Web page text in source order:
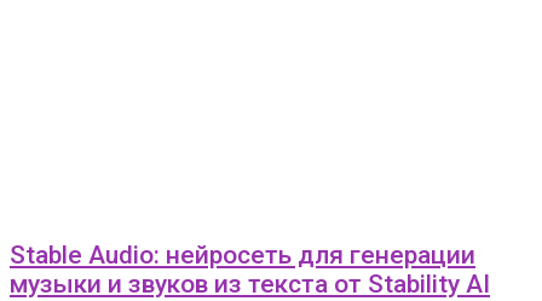
Stable Audio: нейросеть для генерации
музыки и звуков из текста от Stability AI